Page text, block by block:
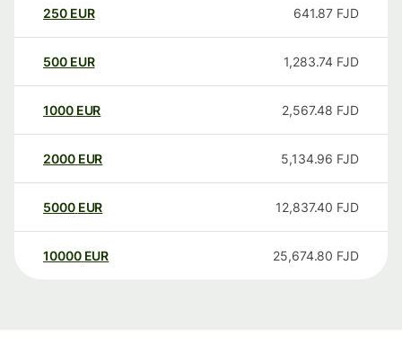
250 EUR 641.87 FJD
500 EUR 1,283.74 FJD
1000 EUR 2,567.48 FJD
2000 EUR 5,134.96 FJD
5000 EUR 12,837.40 FJD
10000 EUR 25,674.80 FJD